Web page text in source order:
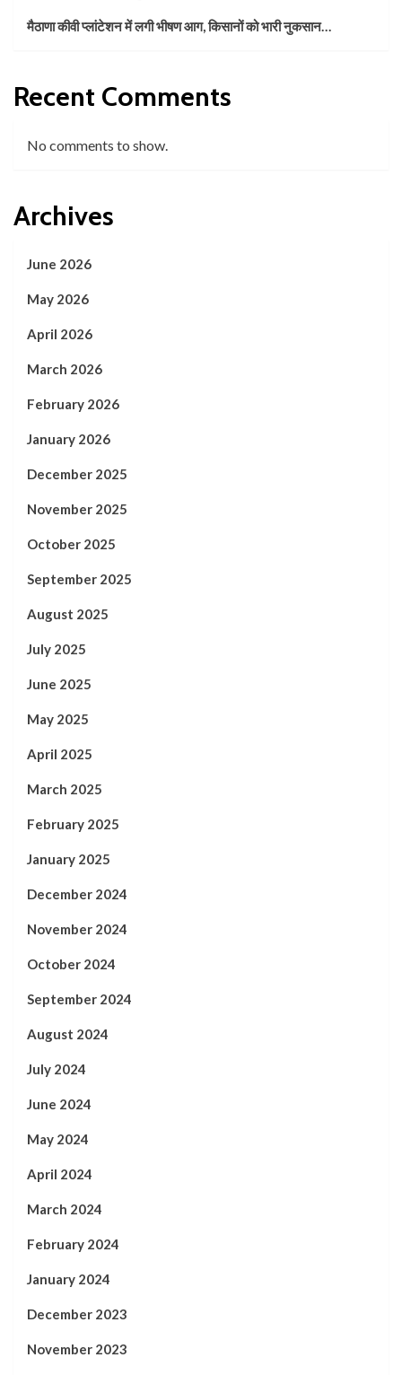
मैठाणा कीवी प्लांटेशन में लगी भीषण आग, किसानों को भारी नुकसान…
Recent Comments
No comments to show.
Archives
June 2026
May 2026
April 2026
March 2026
February 2026
January 2026
December 2025
November 2025
October 2025
September 2025
August 2025
July 2025
June 2025
May 2025
April 2025
March 2025
February 2025
January 2025
December 2024
November 2024
October 2024
September 2024
August 2024
July 2024
June 2024
May 2024
April 2024
March 2024
February 2024
January 2024
December 2023
November 2023